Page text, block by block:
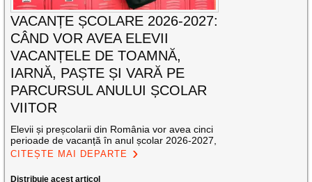
VACANȚE ȘCOLARE 2026-2027:
CÂND VOR AVEA ELEVII
VACANȚELE DE TOAMNĂ,
IARNĂ, PAȘTE ȘI VARĂ PE
PARCURSUL ANULUI ȘCOLAR
VIITOR
Elevii și preșcolarii din România vor avea cinci
perioade de vacanță în anul școlar 2026-2027,
CITEȘTE MAI DEPARTE
Distribuie acest articol